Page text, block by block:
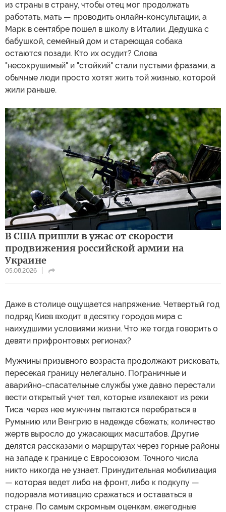
из страны в страну, чтобы отец мог продолжать
работать, мать — проводить онлайн-консультации, а
Марк в сентябре пошел в школу в Италии. Дедушка с
бабушкой, семейный дом и стареющая собака
остаются позади. Кто их осудит? Слова
"несокрушимый" и "стойкий" стали пустыми фразами, а
обычные люди просто хотят жить той жизнью, которой
жили раньше.
В США пришли в ужас от скорости
продвижения российской армии на
Украине
05.08.2026
Даже в столице ощущается напряжение. Четвертый год
подряд Киев входит в десятку городов мира с
наихудшими условиями жизни. Что же тогда говорить о
девяти прифронтовых регионах?
Мужчины призывного возраста продолжают рисковать,
пересекая границу нелегально. Пограничные и
аварийно-спасательные службы уже давно перестали
вести открытый учет тел, которые извлекают из реки
Тиса: через нее мужчины пытаются перебраться в
Румынию или Венгрию в надежде сбежать; количество
жертв выросло до ужасающих масштабов. Другие
делятся рассказами о маршрутах через горные районы
на западе к границе с Евросоюзом. Точного числа
никто никогда не узнает. Принудительная мобилизация
— которая ведет либо на фронт, либо к подкупу —
подорвала мотивацию сражаться и оставаться в
стране. По самым скромным оценкам, ежегодные